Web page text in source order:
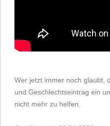
Wer jetzt immer noch glaubt,
und Geschlechtseintrag ein
nicht mehr zu helfen.